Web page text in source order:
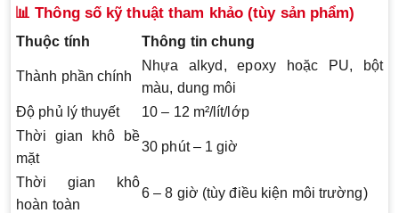
📊 Thông số kỹ thuật tham khảo (tùy sản phẩm)
Thuộc tính Thông tin chung
Thành phần chính
Nhựa alkyd, epoxy hoặc PU, bột
màu, dung môi
Độ phủ lý thuyết
10 – 12 m²/lít/lớp
Thời gian khô bề
mặt
30 phút – 1 giờ
Thời gian khô
hoàn toàn
6 – 8 giờ (tùy điều kiện môi trường)